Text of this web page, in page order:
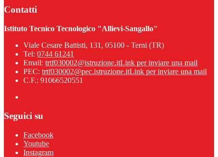
Contatti
Istituto Tecnico Tecnologico "Allievi-Sangallo"
Viale Cesare Battisti, 131, 05100 - Terni (TR)
Tel: 0744 61241
Email: trtf030002@istruzione.itLink per inviare una mail
PEC: trtf030002@pec.istruzione.itLink per inviare una mail
C.F.: 91066520551
Seguici su
Facebook
Youtube
Instagram